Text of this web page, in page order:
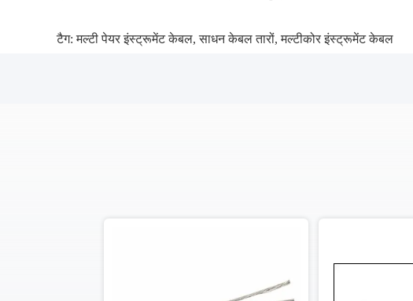
टैग:मल्टी पेयर इंस्ट्रूमेंट केबल, साधन केबल तारों, मल्टीकोर इंस्ट्रूमेंट केबल